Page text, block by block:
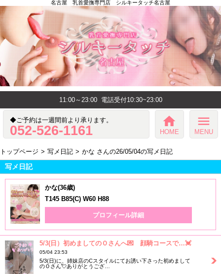
名古屋 乳首愛撫専門店 シルキータッチ名古屋
11:00～23:00 電話受付10:30~23:00
◆ご予約は一週間前より承ります。
052-526-1161
home
HOME
menu
MENU
トップページ 写メ日記 かな さんの26/05/04の写メ日記
写メ日記
かな(36歳)
T145 B85(C) W60 H88
プロフィール詳細
5/3(日）初めましてのＯさんへ💌 顔騎コースで…💓
05/04 23:53
5/3(日)に、姉妹店のCスタイルにてお誘い下さった初めまして
のＯさん💘ありがとうござ…